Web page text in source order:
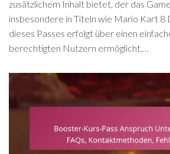
zusätzlichem Inhalt bietet, der das
insbesondere in Titeln wie Mario Kart 8
dieses Passes erfolgt über einen
berechtigten Nutzern ermöglicht,…